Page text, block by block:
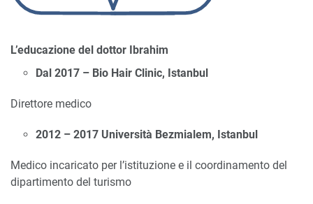
L’educazione del dottor Ibrahim
Dal 2017 – Bio Hair Clinic, Istanbul
Direttore medico
2012 – 2017 Università Bezmialem, Istanbul
Medico incaricato per l’istituzione e il coordinamento del
dipartimento del turismo